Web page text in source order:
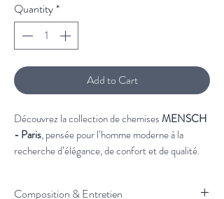
Quantity*
Add to Cart
Découvrez la collection de chemisesMENSCH
- Paris, pensée pour l’homme moderne à la
recherche d’élégance, de confort et de qualité.
Composition & Entretien